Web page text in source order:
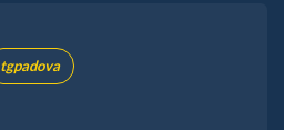
tgpadova